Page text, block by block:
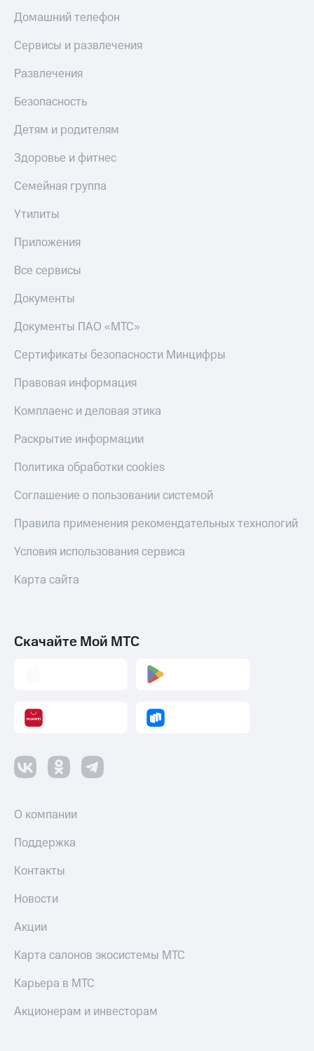
Домашний телефон
Сервисы и развлечения
Развлечения
Безопасность
Детям и родителям
Здоровье и фитнес
Семейная группа
Утилиты
Приложения
Все сервисы
Документы
Документы ПАО «МТС»
Сертификаты безопасности Минцифры
Правовая информация
Комплаенс и деловая этика
Раскрытие информации
Политика обработки cookies
Соглашение о пользовании системой
Правила применения рекомендательных технологий
Условия использования сервиса
Карта сайта
Скачайте Мой МТС
О компании
Поддержка
Контакты
Новости
Акции
Карта салонов экосистемы МТС
Карьера в МТС
Акционерам и инвесторам